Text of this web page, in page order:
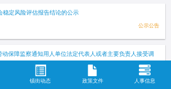
稳定风险评估报告结论的公示
公示公告
保障监察通知用人单位法定代表人或者主要负责人接受调
人社局公告
镇街动态 政策文件 人事信息